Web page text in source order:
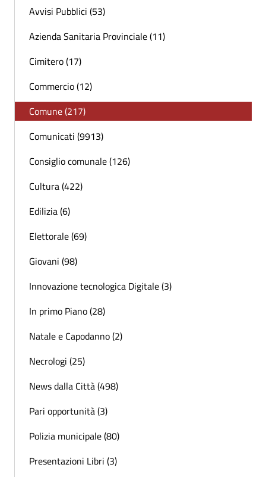
Avvisi Pubblici (53)
Azienda Sanitaria Provinciale (11)
Cimitero (17)
Commercio (12)
Comune (217)
Comunicati (9913)
Consiglio comunale (126)
Cultura (422)
Edilizia (6)
Elettorale (69)
Giovani (98)
Innovazione tecnologica Digitale (3)
In primo Piano (28)
Natale e Capodanno (2)
Necrologi (25)
News dalla Città (498)
Pari opportunità (3)
Polizia municipale (80)
Presentazioni Libri (3)